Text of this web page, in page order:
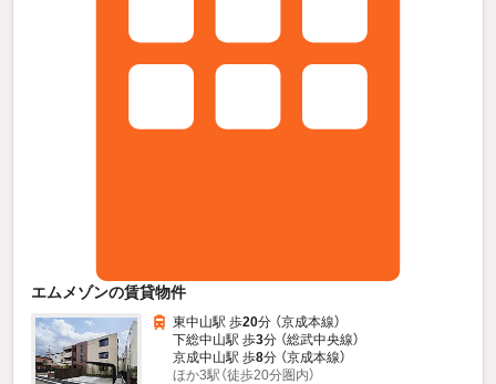
エムメゾンの賃貸物件
東中山駅 歩20分 （京成本線）
下総中山駅 歩3分 （総武中央線）
京成中山駅 歩8分 （京成本線）
ほか3駅（徒歩20分圏内）